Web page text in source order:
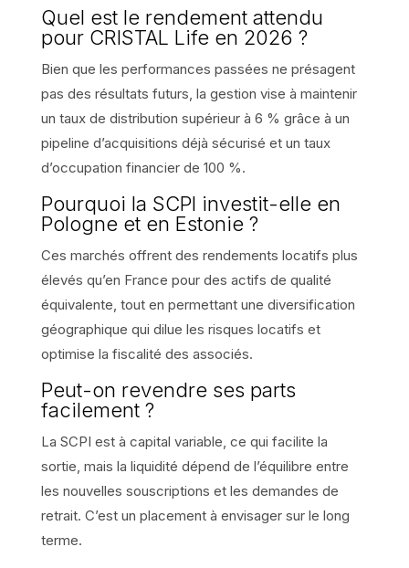
Quel est le rendement attendu
pour CRISTAL Life en 2026 ?
Bien que les performances passées ne présagent
pas des résultats futurs, la gestion vise à maintenir
un taux de distribution supérieur à 6 % grâce à un
pipeline d’acquisitions déjà sécurisé et un taux
d’occupation financier de 100 %.
Pourquoi la SCPI investit-elle en
Pologne et en Estonie ?
Ces marchés offrent des rendements locatifs plus
élevés qu’en France pour des actifs de qualité
équivalente, tout en permettant une diversification
géographique qui dilue les risques locatifs et
optimise la fiscalité des associés.
Peut-on revendre ses parts
facilement ?
La SCPI est à capital variable, ce qui facilite la
sortie, mais la liquidité dépend de l’équilibre entre
les nouvelles souscriptions et les demandes de
retrait. C’est un placement à envisager sur le long
terme.